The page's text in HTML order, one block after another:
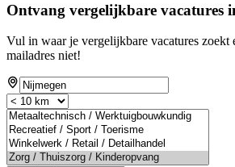
Ontvang vergelijkbare vacatures
Vul in waar je vergelijkbare vacatures zoekt
mailadres niet!